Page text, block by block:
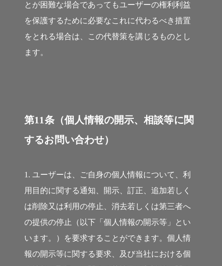
とが困難な場合であってもユーザーの権利利益
を保護するために必要なこれに代わるべき措置
をとれる場合は、この代替策を講じるものとし
ます。
第11条（個人情報の開示、相談等に関
するお問い合わせ）
1. ユーザーは、ご自身の個人情報について、利
用目的に関する通知、開示、訂正、追加若しく
は削除又は利用の停止、消去若しくは第三者へ
の提供の停止（以下「個人情報の開示等」とい
います。）を要求することができます。個人情
報の開示等に関する要求、及び当社における個